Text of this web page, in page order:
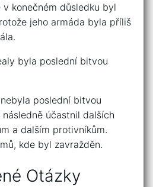
konečném důsledku byl
jeho armáda byla příliš
byla poslední bitvou
poslední bitvou
následně účastnil dalších
a dalším protivníkům.
kde byl zavražděn.
Otázky